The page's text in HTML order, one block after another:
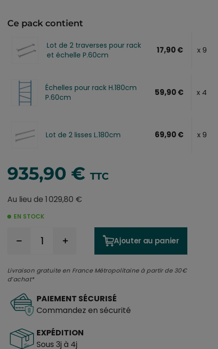
Ce pack contient
Lot de 2 traverses pour rack
et échelle P.60cm
17,90 € x 9
Échelles pour rack H.180cm
P.60cm
59,90 € x 4
Lot de 2 lisses L.180cm 69,90 € x 9
935,90 € TTC
Au lieu de 1 029,80 €
EN STOCK
Ajouter au panier
Livraison gratuite en France Métropolitaine à partir de 30€
d’achat*
PAIEMENT SÉCURISÉ
Commandez en sécurité
EXPÉDITION
Sous 3j à 4j